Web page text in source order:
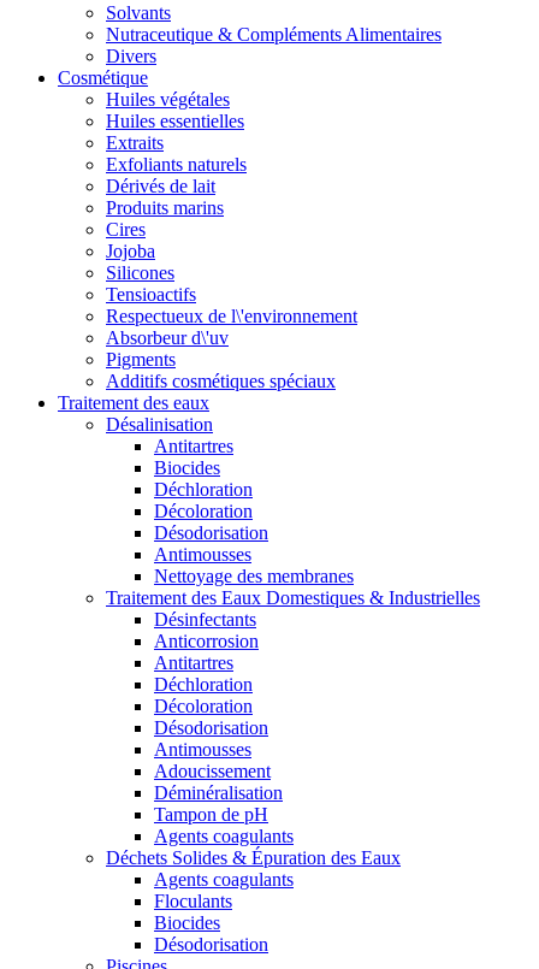
Solvants
Nutraceutique & Compléments Alimentaires
Divers
Cosmétique
Huiles végétales
Huiles essentielles
Extraits
Exfoliants naturels
Dérivés de lait
Produits marins
Cires
Jojoba
Silicones
Tensioactifs
Respectueux de l\'environnement
Absorbeur d\'uv
Pigments
Additifs cosmétiques spéciaux
Traitement des eaux
Désalinisation
Antitartres
Biocides
Déchloration
Décoloration
Désodorisation
Antimousses
Nettoyage des membranes
Traitement des Eaux Domestiques & Industrielles
Désinfectants
Anticorrosion
Antitartres
Déchloration
Décoloration
Désodorisation
Antimousses
Adoucissement
Déminéralisation
Tampon de pH
Agents coagulants
Déchets Solides & Épuration des Eaux
Agents coagulants
Floculants
Biocides
Désodorisation